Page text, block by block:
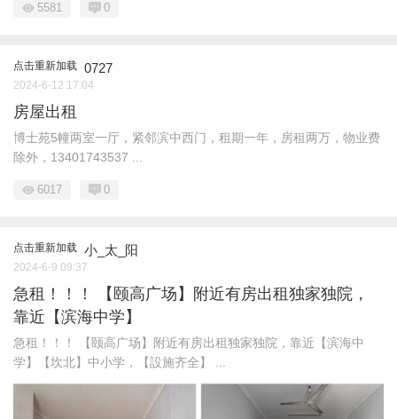
5581 0
点击重新加载 0727
2024-6-12 17:04
房屋出租
博士苑5幢两室一厅，紧邻滨中西门，租期一年，房租两万，物业费
除外，13401743537 ...
6017 0
点击重新加载 小_太_阳
2024-6-9 09:37
急租！！！ 【颐高广场】附近有房出租独家独院，
靠近【滨海中学】
急租！！！ 【颐高广场】附近有房出租独家独院，靠近【滨海中
学】【坎北】中小学，【設施齐全】 ...